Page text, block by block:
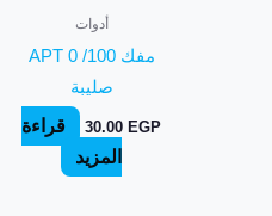
مفك APT 0 /100
30.00
قراءة